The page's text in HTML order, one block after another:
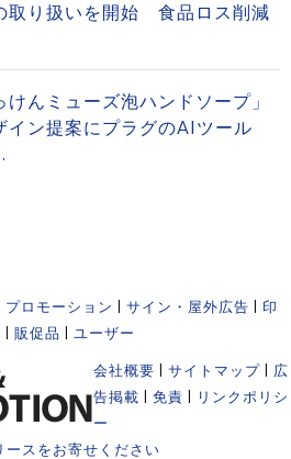
取り扱いを開始 食品ロス削減
けんミューズ泡ハンドソープ」
ン提案にプラグのAIツール
プロモーション サイン・屋外広告
印
販促品 ユーザー
会社概要 サイトマップ
広
告掲載
免責
リンクポリシ
ー
ースをお寄せください